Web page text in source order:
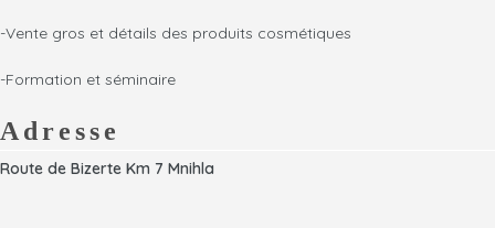
-Vente gros et détails des produits cosmétiques
-Formation et séminaire
Adresse
Route de Bizerte Km 7 Mnihla